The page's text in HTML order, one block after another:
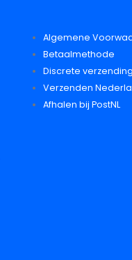
Algemene
Betaalmethode
Discrete verzending
Verzenden
Afhalen bij PostNL